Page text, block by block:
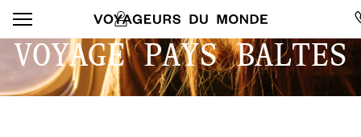
VOYAGE PAYS BALTES